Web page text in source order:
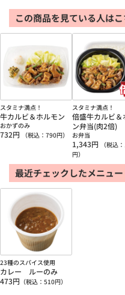
この商品を見ている人は
スタミナ満点！
牛カルビ＆ホルモン
おかずのみ
732円 （税込： 790円）
スタミナ満点！
倍盛牛カルビ＆
ン弁当(肉2倍)
お弁当
1,343円 （税込：
円）
最近チェックしたメニュー
23種のスパイス使用
カレー ルーのみ
473円 （税込： 510円）